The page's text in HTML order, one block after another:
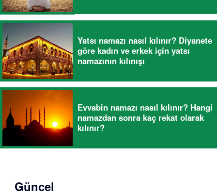
Yatsı namazı nasıl kılınır? Diyanete
göre kadın ve erkek için yatsı
namazının kılınışı
Evvabin namazı nasıl kılınır? Hangi
namazdan sonra kaç rekat olarak
kılınır?
Güncel